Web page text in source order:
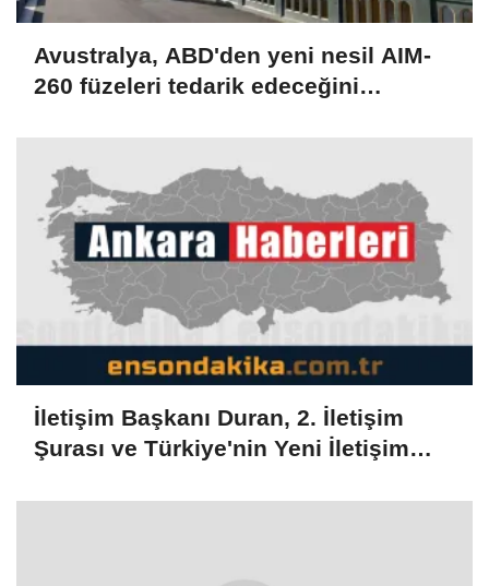
Avustralya, ABD'den yeni nesil AIM-
260 füzeleri tedarik edeceğini
İletişim Başkanı Duran, 2. İletişim
Şurası ve Türkiye'nin Yeni İletişim